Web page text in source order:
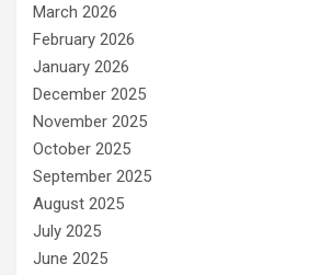
March 2026
February 2026
January 2026
December 2025
November 2025
October 2025
September 2025
August 2025
July 2025
June 2025